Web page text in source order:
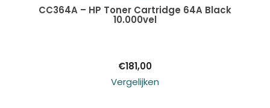
Toevoegen aan
CC364A – HP Toner Cartridge 64A Black
10.000vel
€181,00
Vergelijken